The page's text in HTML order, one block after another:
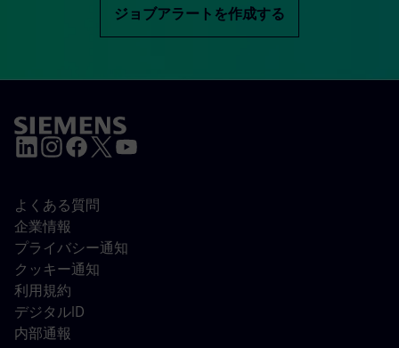
ジョブアラートを作成する
よくある質問
企業情報
プライバシー通知
クッキー通知
利用規約
デジタルID
内部通報